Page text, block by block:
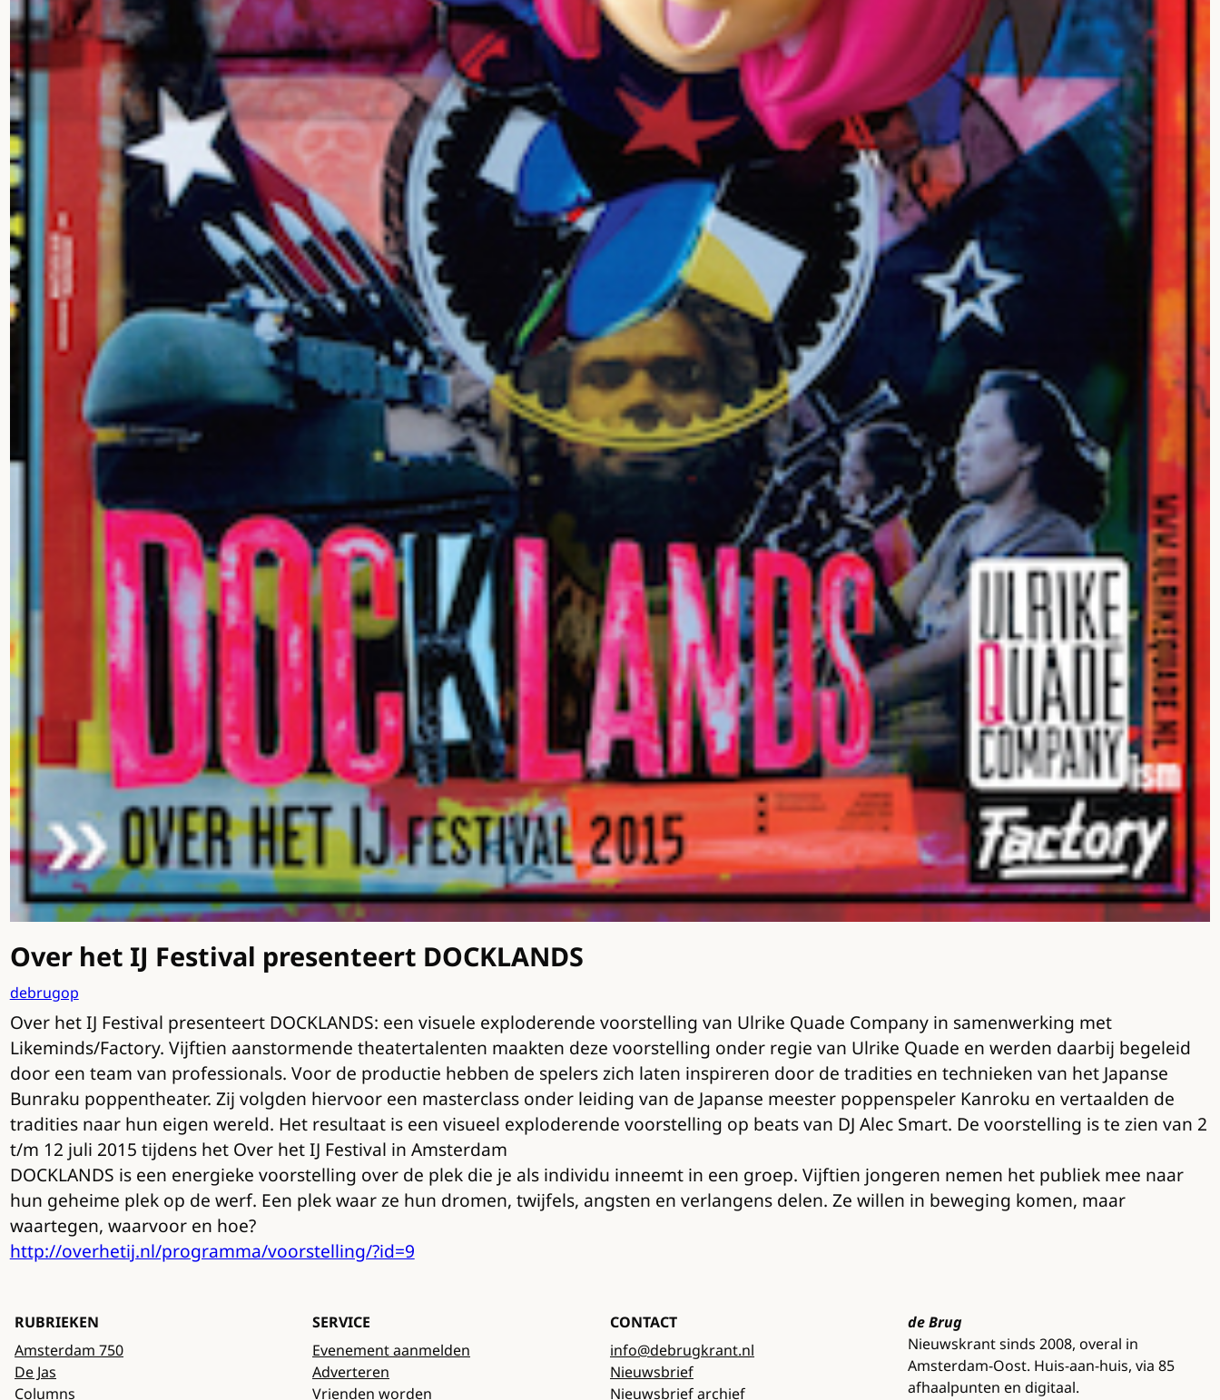
Over het IJ Festival presenteert DOCKLANDS
debrugop
Over het IJ Festival presenteert DOCKLANDS: een visuele exploderende voorstelling van Ulrike Quade Company in samenwerking met
Likeminds/Factory. Vijftien aanstormende theatertalenten maakten deze voorstelling onder regie van Ulrike Quade en werden daarbij begeleid
door een team van professionals. Voor de productie hebben de spelers zich laten inspireren door de tradities en technieken van het Japanse
Bunraku poppentheater. Zij volgden hiervoor een masterclass onder leiding van de Japanse meester poppenspeler Kanroku en vertaalden de
tradities naar hun eigen wereld. Het resultaat is een visueel exploderende voorstelling op beats van DJ Alec Smart. De voorstelling is te zien van 2
t/m 12 juli 2015 tijdens het Over het IJ Festival in Amsterdam
DOCKLANDS is een energieke voorstelling over de plek die je als individu inneemt in een groep. Vijftien jongeren nemen het publiek mee naar
hun geheime plek op de werf. Een plek waar ze hun dromen, twijfels, angsten en verlangens delen. Ze willen in beweging komen, maar
waartegen, waarvoor en hoe?
http://overhetij.nl/programma/voorstelling/?id=9
RUBRIEKEN
Amsterdam 750
De Jas
Columns
SERVICE
Evenement aanmelden
Adverteren
Vrienden worden
CONTACT
info@debrugkrant.nl
Nieuwsbrief
Nieuwsbrief archief
de Brug
Nieuwskrant sinds 2008, overal in
Amsterdam-Oost. Huis-aan-huis, via 85
afhaalpunten en digitaal.